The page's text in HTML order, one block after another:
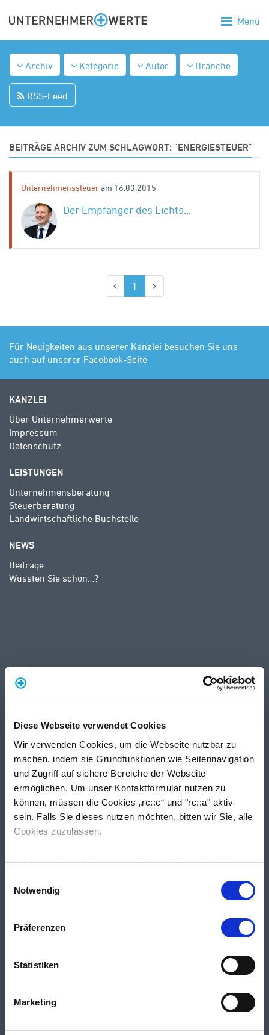
Diese Webseite verwendet Cookies
Wir verwenden Cookies, um die Webseite nutzbar zu
machen, indem sie Grundfunktionen wie Seitennavigation
und Zugriff auf sichere Bereiche der Webseite
ermöglichen. Um unser Kontaktformular nutzen zu
können, müssen die Cookies „rc::c“ und "rc::a" aktiv
sein. Falls Sie dieses nutzen möchten, bitten wir Sie, alle
Cookies zuzulassen.
Erfahren Sie mehr in unserenDatenschutzhinweisen.
Notwendig
Präferenzen
Statistiken
Marketing
Menü
Archiv Kategorie Autor Branche
RSS-Feed
BEITRÄGE ARCHIV ZUM SCHLAGWORT: "ENERGIESTEUER"
Unternehmenssteuer am 16.03.2015
Der Empfänger des Lichts…
1 (aktuell)
Für Neuigkeiten aus unserer Kanzlei besuchen Sie uns
auch auf unserer Facebook-Seite
KANZLEI
Über Unternehmerwerte
Impressum
Datenschutz
LEISTUNGEN
Unternehmensberatung
Steuerberatung
Landwirtschaftliche Buchstelle
NEWS
Beiträge
Wussten Sie schon…?